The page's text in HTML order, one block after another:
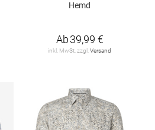
Hemd
Ab39,99 €
inkl. MwSt. zzgl. Versand